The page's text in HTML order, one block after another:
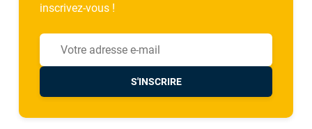
inscrivez-vous !
S'INSCRIRE